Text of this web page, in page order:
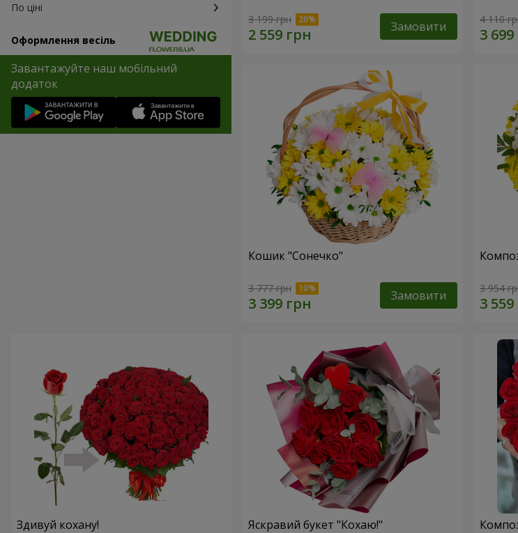
По ціні
Оформлення весіль
Завантажуйте наш мобільний
додаток
3 199 грн Замовити 4 110
Кошик "Сонечко"
3 777 грн Замовити 3 954
Здивуй кохану! Яскравий букет "Кохаю!"